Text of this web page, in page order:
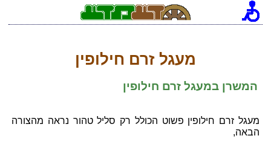
מעגל זרם חילופין
המשרן במעגל זרם חילופין
מעגל זרם חילופין פשוט הכולל רק סליל טהור נראה מהצורה
הבאה,